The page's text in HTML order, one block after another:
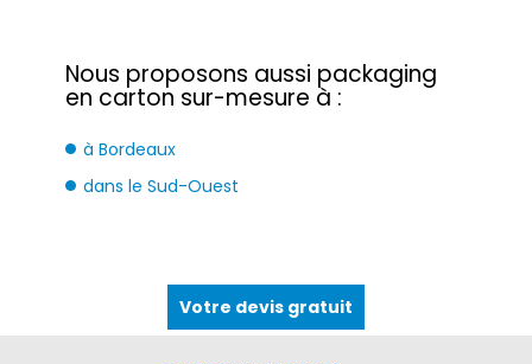
Nous proposons aussi packaging
en carton sur-mesure à :
à Bordeaux
dans le Sud-Ouest
Votre devis gratuit